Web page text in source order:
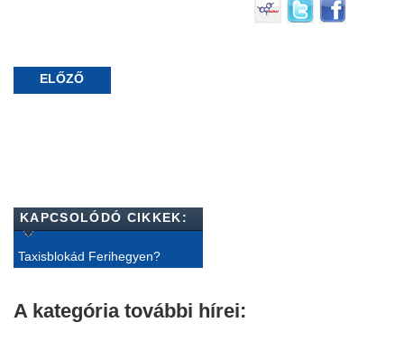
ELŐZŐ
KAPCSOLÓDÓ CIKKEK:
Taxisblokád Ferihegyen?
A kategória további hírei: